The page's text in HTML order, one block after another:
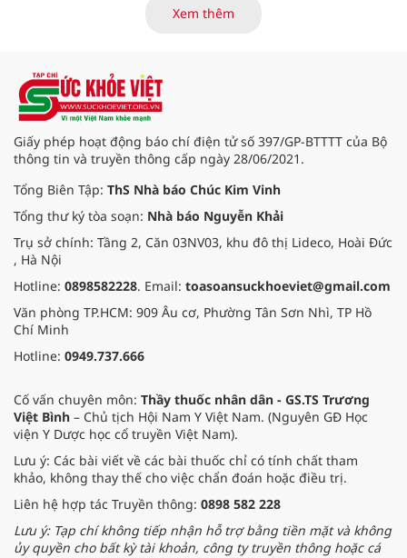
Xem thêm
Giấy phép hoạt động báo chí điện tử số 397/GP-BTTTT của Bộ
thông tin và truyền thông cấp ngày 28/06/2021.
Tổng Biên Tập: ThS Nhà báo Chúc Kim Vinh
Tổng thư ký tòa soạn: Nhà báo Nguyễn Khải
Trụ sở chính: Tầng 2, Căn 03NV03, khu đô thị Lideco, Hoài Đức
, Hà Nội
Hotline: 0898582228. Email: toasoansuckhoeviet@gmail.com
Văn phòng TP.HCM: 909 Âu cơ, Phường Tân Sơn Nhì, TP Hồ
Chí Minh
Hotline: 0949.737.666
Cố vấn chuyên môn: Thầy thuốc nhân dân - GS.TS Trương
Việt Bình – Chủ tịch Hội Nam Y Việt Nam. (Nguyên GĐ Học
viện Y Dược học cổ truyền Việt Nam).
Lưu ý: Các bài viết về các bài thuốc chỉ có tính chất tham
khảo, không thay thế cho việc chẩn đoán hoặc điều trị.
Liên hệ hợp tác Truyền thông: 0898 582 228
Lưu ý: Tạp chí không tiếp nhận hỗ trợ bằng tiền mặt và không
ủy quyền cho bất kỳ tài khoản, công ty truyền thông hoặc cá